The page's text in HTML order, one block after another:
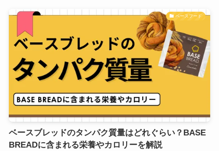
ベースフード
ベースブレッドのタンパク質量はどれぐらい？BASE
BREADに含まれる栄養やカロリーを解説